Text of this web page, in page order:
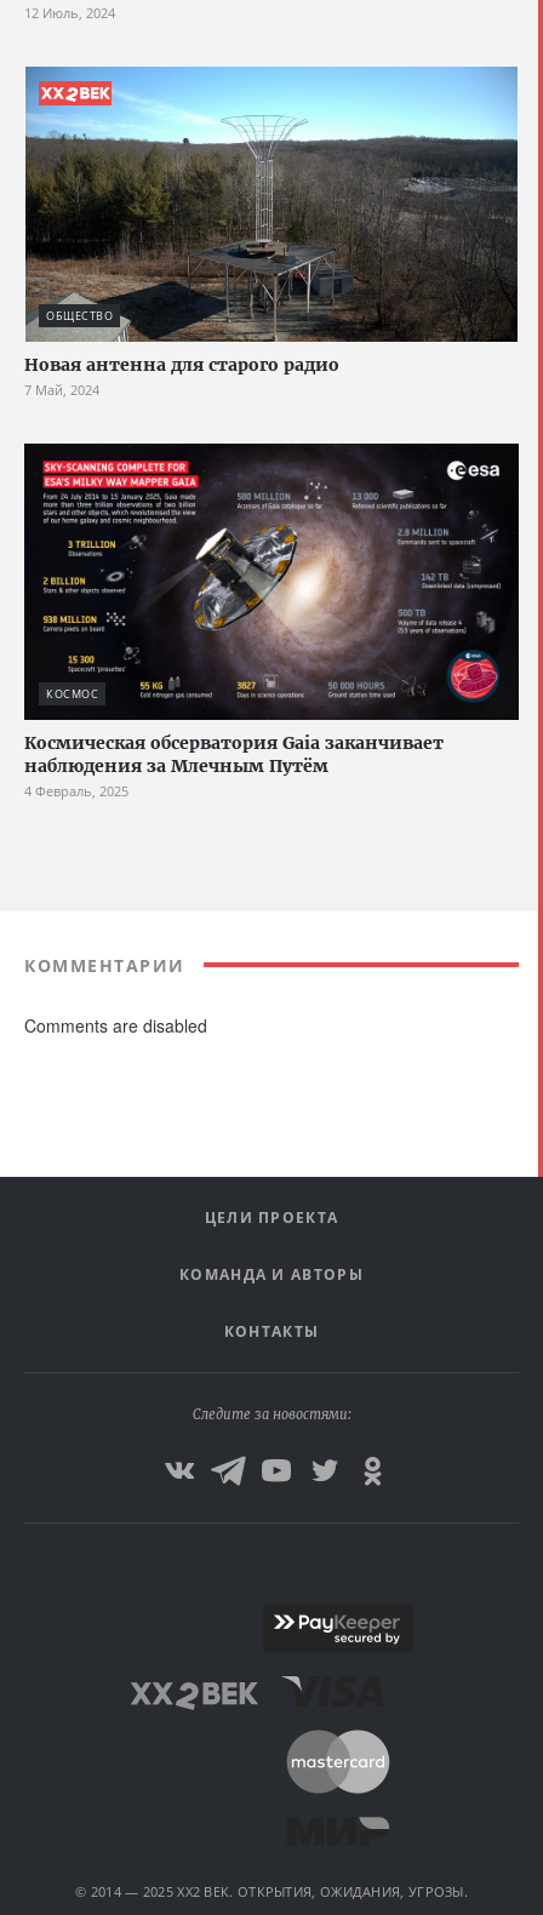
12 Июль, 2024
ОБЩЕСТВО
Новая антенна для старого радио
7 Май, 2024
КОСМОС
Космическая обсерватория Gaia заканчивает
наблюдения за Млечным Путём
4 Февраль, 2025
КОММЕНТАРИИ
Comments are disabled
ЦЕЛИ ПРОЕКТА
КОМАНДА И АВТОРЫ
КОНТАКТЫ
Следите за новостями:
© 2014 — 2025 XX2 ВЕК. ОТКРЫТИЯ, ОЖИДАНИЯ, УГРОЗЫ.